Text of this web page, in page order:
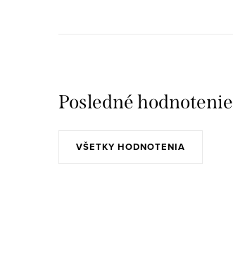
Posledné hodnotenie
VŠETKY HODNOTENIA